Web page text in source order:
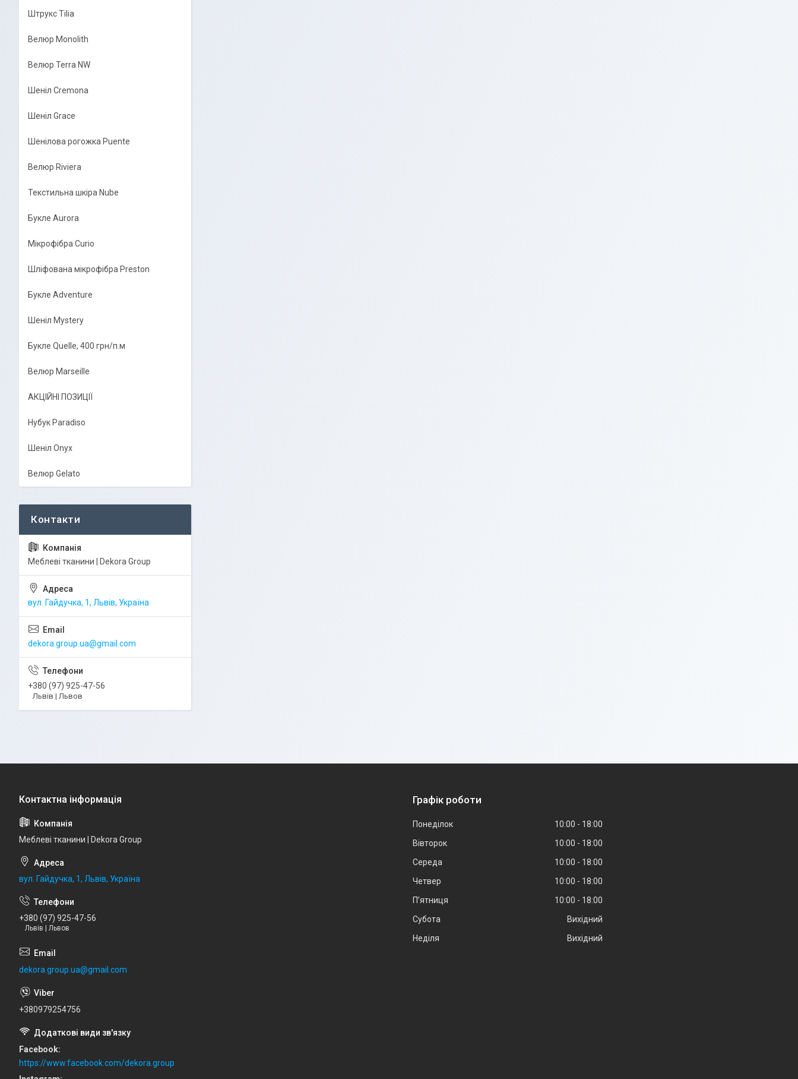
Штрукс Tilia
Велюр Monolith
Велюр Terra NW
Шеніл Cremona
Шеніл Grace
Шенілова рогожка Puente
Велюр Riviera
Текстильна шкіра Nube
Букле Aurora
Мікрофібра Curio
Шліфована мікрофібра Preston
Букле Adventure
Шеніл Mystery
Букле Quelle, 400 грн/п.м
Велюр Marseille
АКЦІЙНІ ПОЗИЦІЇ
Нубук Paradiso
Шеніл Onyx
Велюр Gelato
Меблеві тканини | Dekora Group
вул. Гайдучка, 1, Львів, Україна
dekora.group.ua@gmail.com
+380 (97) 925-47-56
Львів | Львов
Меблеві тканини | Dekora Group
вул. Гайдучка, 1, Львів, Україна
+380 (97) 925-47-56
Львів | Львов
dekora.group.ua@gmail.com
+380979254756
Facebook
https://www.facebook.com/dekora.group
Графік роботи
Понеділок 10:00
18:00
Вівторок
10:00
18:00
Середа
10:00
18:00
Четвер
10:00
18:00
Пʼятниця
10:00
18:00
Субота
Вихідний
Неділя
Вихідний